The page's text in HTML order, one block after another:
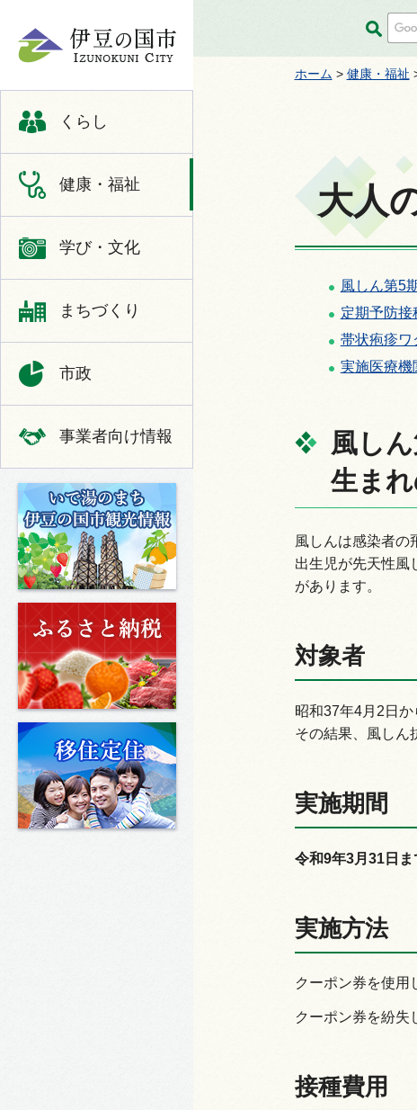
くらし
健康・福祉
学び・文化
まちづくり
市政
事業者向け情報
いで湯のまち 伊豆の国市の観光情
ホーム > 健康・福祉
大人
風しん第5
定期予防接
帯状疱疹ワ
実施医療機
風し
生まれ
風しんは感染者の
出生児が先天性風
があります。
対象者
昭和37年4月2日
その結果、風しん
実施期間
令和9年3月31日ま
実施方法
クーポン券を使用
クーポン券を紛失
接種費用